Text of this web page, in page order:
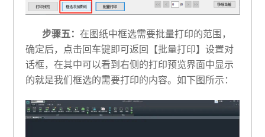
步骤五：在图纸中框选需要批量打印的范围，
确定后，点击回车键即可返回【批量打印】设置对
话框，在其中可以看到右侧的打印预览界面中显示
的就是我们框选的需要打印的内容。如下图所示：